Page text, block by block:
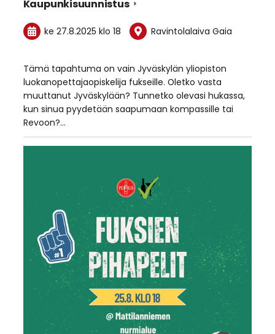
Kaupunkisuunnistus
ke 27.8.2025klo 18 Ravintolalaiva Gaia
Tämä tapahtuma on vain Jyväskylän yliopiston
luokanopettajaopiskelija fukseille. Oletko vasta
muuttanut Jyväskylään? Tunnetko olevasi hukassa,
kun sinua pyydetään saapumaan kompassille tai
Revoon?…